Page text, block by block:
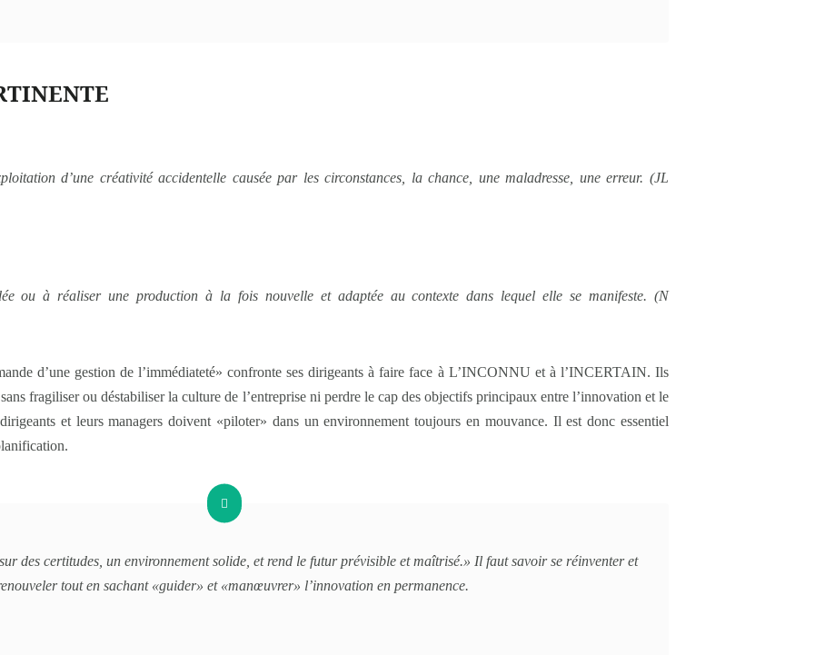
d’une créativité accidentelle causée par les circonstances, la chance, une maladresse, une erreur. (JL
ou à réaliser une production à la fois nouvelle et adaptée au contexte dans lequel elle se manifeste. (N
d’une gestion de l’immédiateté» confronte ses dirigeants à faire face à L’INCONNU et à l’INCERTAIN. Ils
fragiliser ou déstabiliser la culture de l’entreprise ni perdre le cap des objectifs principaux entre l’innovation et le
et leurs managers doivent «piloter» dans un environnement toujours en mouvance. Il est donc essentiel
des certitudes, un environnement solide, et rend le futur prévisible et maîtrisé.» Il faut savoir se réinventer et
tout en sachant «guider» et «manœuvrer» l’innovation en permanence.